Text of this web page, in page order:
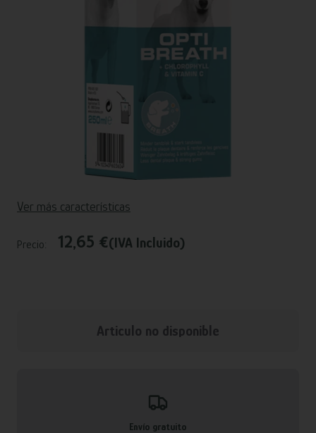
Ver más características
Precio: 12,65 €(IVA Incluido)
Articulo no disponible
Envío gratuito